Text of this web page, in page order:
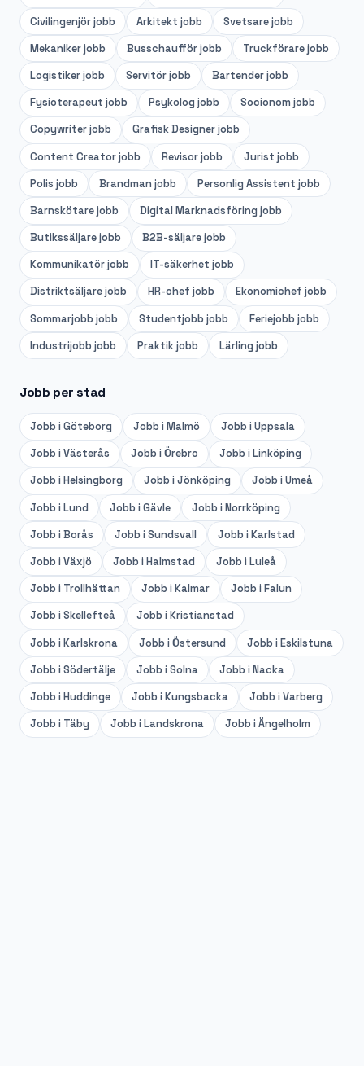
Civilingenjörjobb Arkitekt jobb Svetsarejobb
Mekanikerjobb Busschaufförjobb Truckförarejobb
Logistikerjobb Servitörjobb Bartenderjobb
Fysioterapeut jobb Psykolog jobb Socionom jobb
Copywriterjobb Grafisk Designerjobb
Content Creatorjobb Revisorjobb Jurist jobb
Polis jobb Brandman jobb Personlig Assistent jobb
Barnskötarejobb Digital Marknadsföring jobb
Butikssäljarejobb B2B-säljarejobb
Kommunikatörjobb IT-säkerhet jobb
Distriktsäljarejobb HR-chef jobb Ekonomichef jobb
Sommarjobb jobb Studentjobb jobb Feriejobb jobb
Industrijobb jobb Praktikjobb Lärling jobb
Jobb per stad
Jobb iGöteborg Jobb iMalmö Jobb iUppsala
Jobb iVästerås Jobb iÖrebro Jobb iLinköping
Jobb iHelsingborg Jobb iJönköping Jobb iUmeå
Jobb iLund Jobb iGävle Jobb iNorrköping
Jobb iBorås Jobb iSundsvall Jobb iKarlstad
Jobb iVäxjö Jobb iHalmstad Jobb iLuleå
Jobb i Trollhättan Jobb iKalmar Jobb iFalun
Jobb iSkellefteå Jobb iKristianstad
Jobb iKarlskrona Jobb iÖstersund Jobb iEskilstuna
Jobb iSödertälje Jobb iSolna Jobb iNacka
Jobb iHuddinge Jobb iKungsbacka Jobb iVarberg
Jobb i Täby Jobb iLandskrona Jobb iÄngelholm